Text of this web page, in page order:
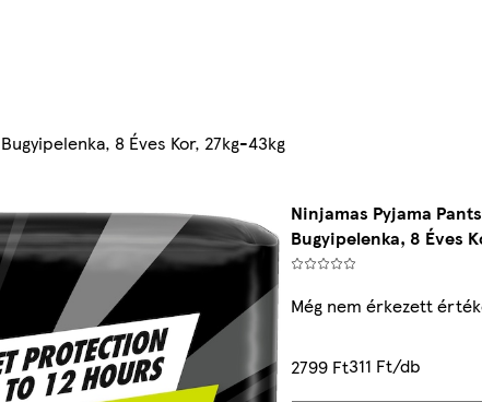
8 Éves Kor, 27kg-43kg
Ninjamas Pyjama
Bugyipelenka, 8 Éves
Még nem érkezett
2799 Ft311 Ft/db